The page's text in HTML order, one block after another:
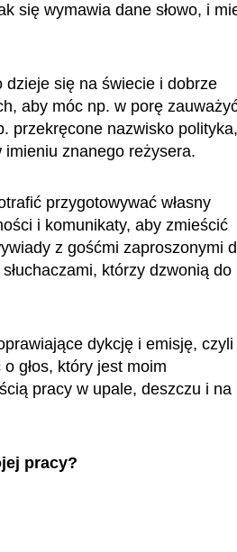
się wymawia dane słowo, i
dzieje się na świecie i dobrze
aby móc np. w porę
przekręcone nazwisko polityka,
imieniu znanego reżysera.
przygotowywać własny
i komunikaty, aby zmieścić
z gośćmi zaproszonymi
którzy dzwonią do
dykcję i emisję, czyli
głos, który jest moim
pracy w upale, deszczu i na
pracy?